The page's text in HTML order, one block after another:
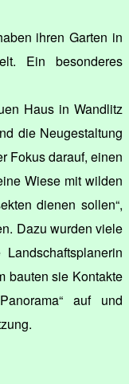
ihren Garten in
Ein besonderes
Haus in Wandlitz
die Neugestaltung
Fokus darauf, einen
Wiese mit wilden
dienen sollen“,
Dazu wurden viele
bauten sie Kontakte
auf und